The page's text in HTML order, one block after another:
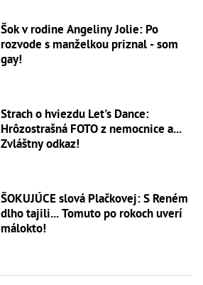
Šok v rodine Angeliny Jolie: Po
rozvode s manželkou priznal - som
gay!
Strach o hviezdu Let's Dance:
Hrôzostrašná FOTO z nemocnice a...
Zvláštny odkaz!
ŠOKUJÚCE slová Plačkovej: S Reném
dlho tajili... Tomuto po rokoch uverí
málokto!